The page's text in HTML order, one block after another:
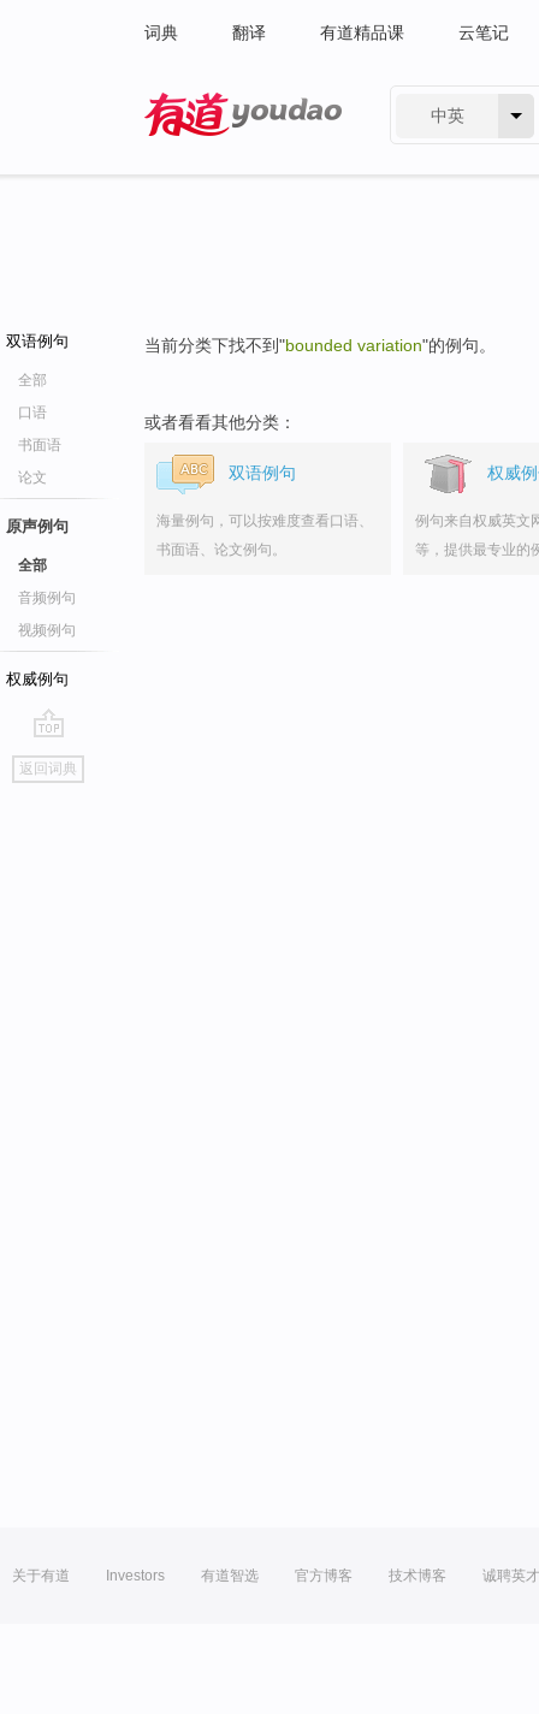
词典 翻译 有道精品课 云笔记
中英
双语例句
全部
口语
书面语
论文
原声例句
全部
音频例句
视频例句
权威例句
go
top
返回词典
当前分类下找不到"bounded variation"的例句。
或者看看其他分类：
双语例句
海量例句，可以按难度查看口语、
书面语、论文例句。
权威
例句来自权威英文
等，提供最专业的
关于有道 Investors 有道智选 官方博客 技术博客 诚聘英才